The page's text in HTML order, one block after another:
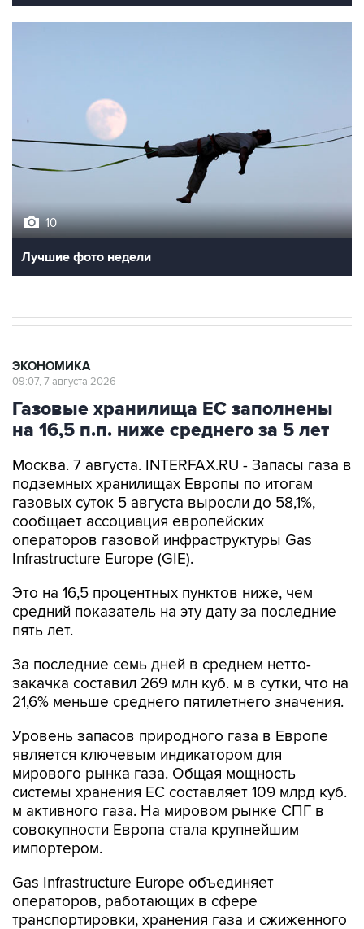
10
Лучшие фото недели
ЭКОНОМИКА
09:07, 7 августа 2026
Газовые хранилища ЕС заполнены
на 16,5 п.п. ниже среднего за 5 лет
Москва. 7 августа. INTERFAX.RU - Запасы газа в
подземных хранилищах Европы по итогам
газовых суток 5 августа выросли до 58,1%,
сообщает ассоциация европейских
операторов газовой инфраструктуры Gas
Infrastructure Europe (GIE).
Это на 16,5 процентных пунктов ниже, чем
средний показатель на эту дату за последние
пять лет.
За последние семь дней в среднем нетто-
закачка составил 269 млн куб. м в сутки, что на
21,6% меньше среднего пятилетнего значения.
Уровень запасов природного газа в Европе
является ключевым индикатором для
мирового рынка газа. Общая мощность
системы хранения ЕС составляет 109 млрд куб.
м активного газа. На мировом рынке СПГ в
совокупности Европа стала крупнейшим
импортером.
Gas Infrastructure Europe объединяет
операторов, работающих в сфере
транспортировки, хранения газа и сжиженного